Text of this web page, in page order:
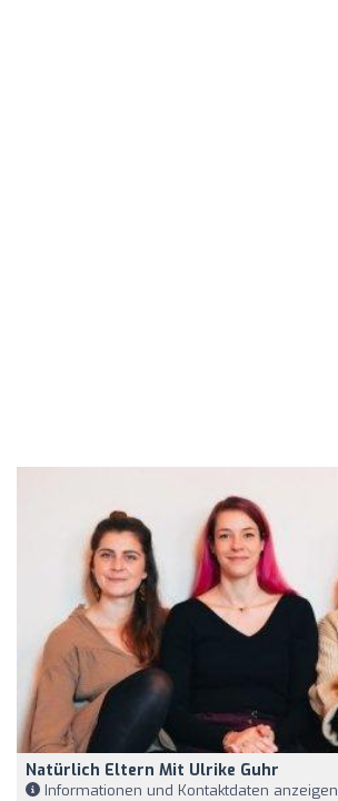
Natürlich Eltern Mit Ulrike Guhr
Informationen und Kontaktdaten anzeigen